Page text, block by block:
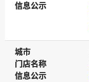
信息公示
信息公示
城市
城市
门店名称
门店名称
信息公示
信息公示